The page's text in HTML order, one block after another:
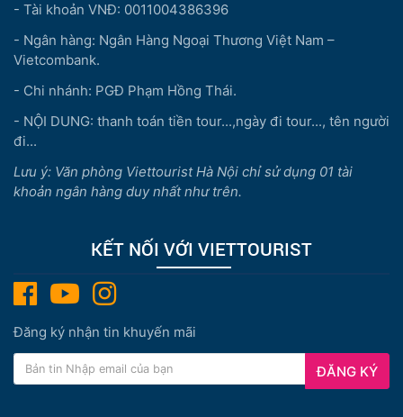
- Tài khoản VNĐ: 0011004386396
- Ngân hàng: Ngân Hàng Ngoại Thương Việt Nam –
Vietcombank.
- Chi nhánh: PGĐ Phạm Hồng Thái.
- NỘI DUNG: thanh toán tiền tour...,ngày đi tour..., tên người
đi...
Lưu ý: Văn phòng Viettourist Hà Nội chỉ sử dụng 01 tài
khoản ngân hàng duy nhất như trên.
KẾT NỐI VỚI VIETTOURIST
Đăng ký nhận tin khuyến mãi
ĐĂNG KÝ